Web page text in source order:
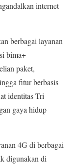
internet
berbagai layanan
bima+
paket,
fitur berbasis
identitas Tri
gaya hidup
4G di berbagai
digunakan di